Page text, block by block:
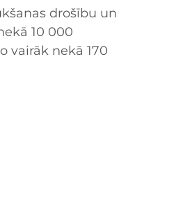
drošību un
10 000
vairāk nekā 170